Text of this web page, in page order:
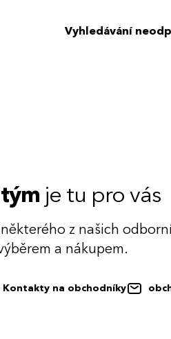
Vyhledávání
je tu pro vás
z našich
a nákupem.
Kontakty na obchodníky